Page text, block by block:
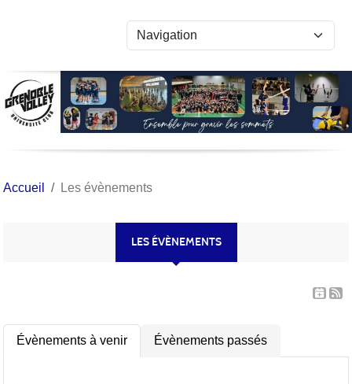
Accueil Les évènements
LES ÉVÈNEMENTS
Évènements à venir Évènements passés